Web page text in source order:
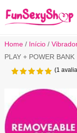
Home/ Início/
PLAY + POWER BANK
cado com
5.00em 5
com base
em
ação de
cliente
(1